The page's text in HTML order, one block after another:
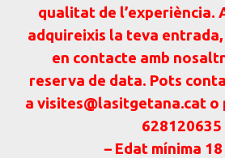
qualitat de l’experiència.
adquireixis la teva entrada,
en contacte amb
reserva de data. Pots
a visites@lasitgetana.cat o
628120635
– Edat mínima